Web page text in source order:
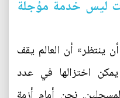
ليس خدمة مؤجلة
ينتظر» أن العالم يقف
يمكن اختزالها في عدد